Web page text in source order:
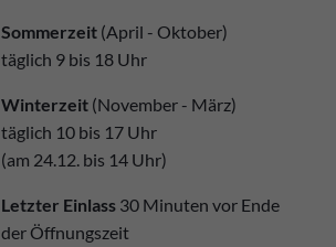
Sommerzeit(April - Oktober)
täglich 9 bis 18 Uhr
Winterzeit(November - März)
täglich 10 bis 17 Uhr
(am 24.12. bis 14 Uhr)
Letzter Einlass30 Minuten vor Ende
der Öffnungszeit